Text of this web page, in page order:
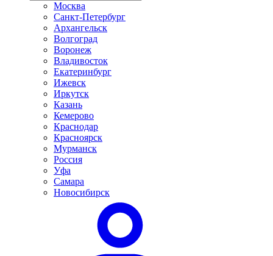
Москва
Санкт-Петербург
Архангельск
Волгоград
Воронеж
Владивосток
Екатеринбург
Ижевск
Иркутск
Казань
Кемерово
Краснодар
Красноярск
Мурманск
Россия
Уфа
Самара
Новосибирск